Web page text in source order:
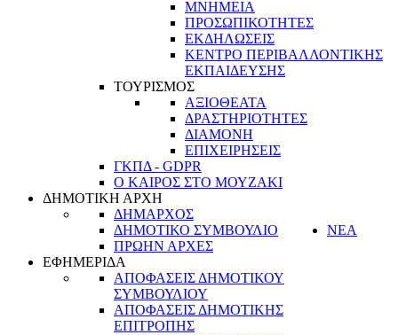
ΜΝΗΜΕΙΑ
ΠΡΟΣΩΠΙΚΟΤΗΤΕΣ
ΕΚΔΗΛΩΣΕΙΣ
ΚΕΝΤΡΟ ΠΕΡΙΒΑΛΛΟΝΤΙΚΗΣ
ΕΚΠΑΙΔΕΥΣΗΣ
ΤΟΥΡΙΣΜΟΣ
ΑΞΙΟΘΕΑΤΑ
ΔΡΑΣΤΗΡΙΟΤΗΤΕΣ
ΔΙΑΜΟΝΗ
ΕΠΙΧΕΙΡΗΣΕΙΣ
ΓΚΠΔ - GDPR
Ο ΚΑΙΡΟΣ ΣΤΟ ΜΟΥΖΑΚΙ
ΔΗΜΟΤΙΚΗ ΑΡΧΗ
ΔΗΜΑΡΧΟΣ
ΔΗΜΟΤΙΚΟ ΣΥΜΒΟΥΛΙΟ
ΠΡΩΗΝ ΑΡΧΕΣ
ΝΕΑ
ΕΦΗΜΕΡΙΔΑ
ΑΠΟΦΑΣΕΙΣ ΔΗΜΟΤΙΚΟΥ
ΣΥΜΒΟΥΛΙΟΥ
ΑΠΟΦΑΣΕΙΣ ΔΗΜΟΤΙΚΗΣ
ΕΠΙΤΡΟΠΗΣ